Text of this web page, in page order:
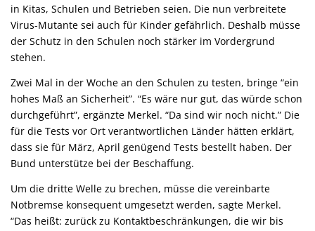
in Kitas, Schulen und Betrieben seien. Die nun verbreitete
Virus-Mutante sei auch für Kinder gefährlich. Deshalb müsse
der Schutz in den Schulen noch stärker im Vordergrund
stehen.
Zwei Mal in der Woche an den Schulen zu testen, bringe “ein
hohes Maß an Sicherheit”. “Es wäre nur gut, das würde schon
durchgeführt”, ergänzte Merkel. “Da sind wir noch nicht.” Die
für die Tests vor Ort verantwortlichen Länder hätten erklärt,
dass sie für März, April genügend Tests bestellt haben. Der
Bund unterstütze bei der Beschaffung.
Um die dritte Welle zu brechen, müsse die vereinbarte
Notbremse konsequent umgesetzt werden, sagte Merkel.
“Das heißt: zurück zu Kontaktbeschränkungen, die wir bis